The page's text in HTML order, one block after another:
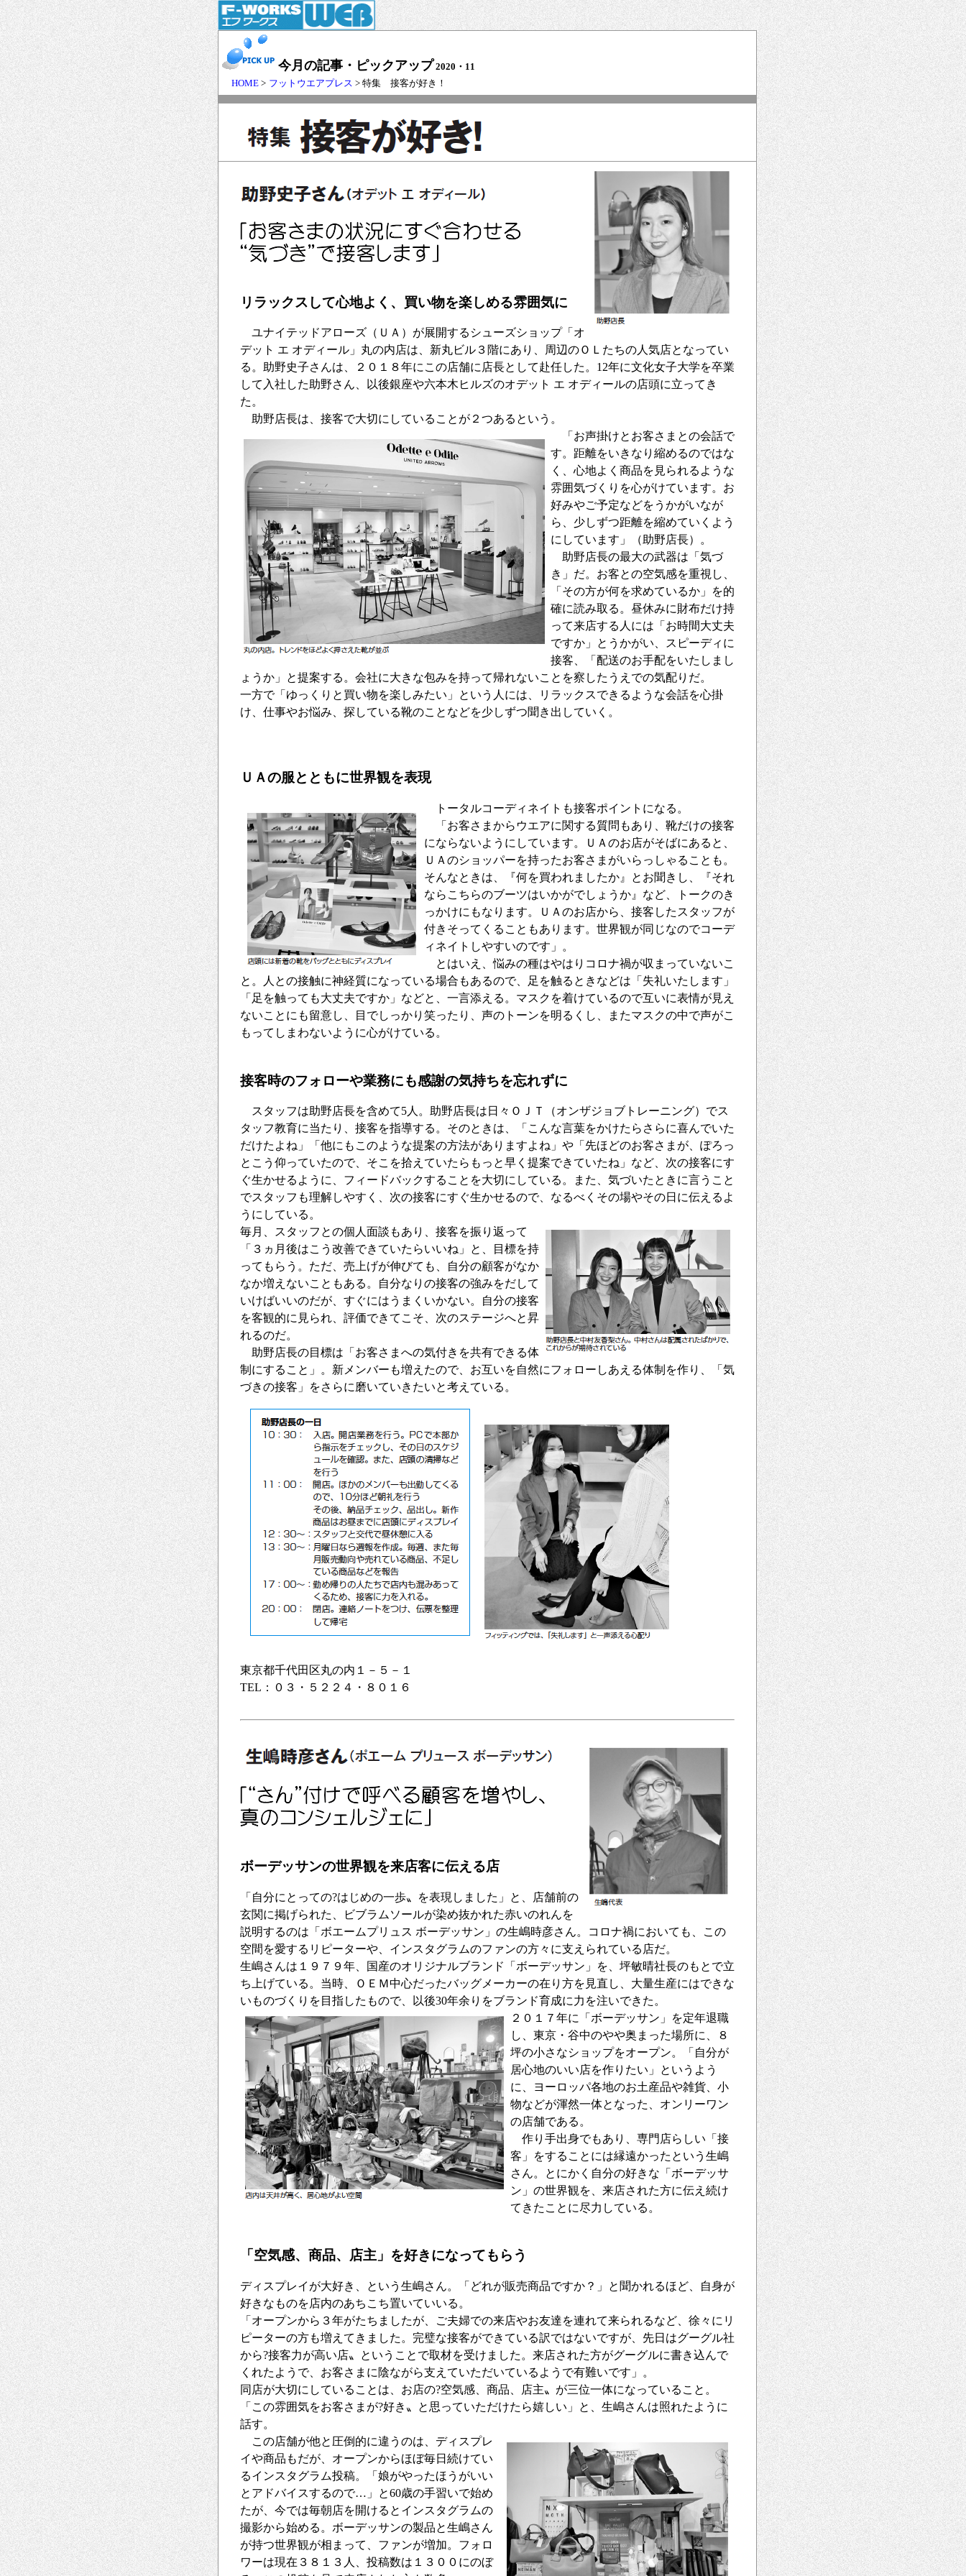
今月の記事・ピックアップ 2020・11
HOME > フットウエアプレス > 特集 接客が好き！
リラックスして心地よく、買い物を楽しめる雰囲気に
ユナイテッドアローズ（ＵＡ）が展開するシューズショップ「オ
デット エ オディール」丸の内店は、新丸ビル３階にあり、周辺のＯＬたちの人気店となってい
る。助野史子さんは、２０１８年にこの店舗に店長として赴任した。12年に文化女子大学を卒業
して入社した助野さん、以後銀座や六本木ヒルズのオデット エ オディールの店頭に立ってき
た。
助野店長は、接客で大切にしていることが２つあるという。
「お声掛けとお客さまとの会話で
す。距離をいきなり縮めるのではな
く、心地よく商品を見られるような
雰囲気づくりを心がけています。お
好みやご予定などをうかがいなが
ら、少しずつ距離を縮めていくよう
にしています」（助野店長）。
助野店長の最大の武器は「気づ
き」だ。お客との空気感を重視し、
「その方が何を求めているか」を的
確に読み取る。昼休みに財布だけ持
って来店する人には「お時間大丈夫
ですか」とうかがい、スピーディに
接客、「配送のお手配をいたしまし
ょうか」と提案する。会社に大きな包みを持って帰れないことを察したうえでの気配りだ。
一方で「ゆっくりと買い物を楽しみたい」という人には、リラックスできるような会話を心掛
け、仕事やお悩み、探している靴のことなどを少しずつ聞き出していく。
ＵＡの服とともに世界観を表現
トータルコーディネイトも接客ポイントになる。
「お客さまからウエアに関する質問もあり、靴だけの接客
にならないようにしています。ＵＡのお店がそばにあると、
ＵＡのショッパーを持ったお客さまがいらっしゃることも。
そんなときは、『何を買われましたか』とお聞きし、『それ
ならこちらのブーツはいかがでしょうか』など、トークのき
っかけにもなります。ＵＡのお店から、接客したスタッフが
付きそってくることもあります。世界観が同じなのでコーデ
ィネイトしやすいのです」。
とはいえ、悩みの種はやはりコロナ禍が収まっていないこ
と。人との接触に神経質になっている場合もあるので、足を触るときなどは「失礼いたします」
「足を触っても大丈夫ですか」などと、一言添える。マスクを着けているので互いに表情が見え
ないことにも留意し、目でしっかり笑ったり、声のトーンを明るくし、またマスクの中で声がこ
もってしまわないように心がけている。
接客時のフォローや業務にも感謝の気持ちを忘れずに
スタッフは助野店長を含めて5人。助野店長は日々ＯＪＴ（オンザジョブトレーニング）でス
タッフ教育に当たり、接客を指導する。そのときは、「こんな言葉をかけたらさらに喜んでいた
だけたよね」「他にもこのような提案の方法がありますよね」や「先ほどのお客さまが、ぽろっ
とこう仰っていたので、そこを拾えていたらもっと早く提案できていたね」など、次の接客にす
ぐ生かせるように、フィードバックすることを大切にしている。また、気づいたときに言うこと
でスタッフも理解しやすく、次の接客にすぐ生かせるので、なるべくその場やその日に伝えるよ
うにしている。
毎月、スタッフとの個人面談もあり、接客を振り返って
「３ヵ月後はこう改善できていたらいいね」と、目標を持
ってもらう。ただ、売上げが伸びても、自分の顧客がなか
なか増えないこともある。自分なりの接客の強みをだして
いけばいいのだが、すぐにはうまくいかない。自分の接客
を客観的に見られ、評価できてこそ、次のステージへと昇
れるのだ。
助野店長の目標は「お客さまへの気付きを共有できる体
制にすること」。新メンバーも増えたので、お互いを自然にフォローしあえる体制を作り、「気
づきの接客」をさらに磨いていきたいと考えている。
東京都千代田区丸の内１－５－１
TEL：０３・５２２４・８０１６
ボーデッサンの世界観を来店客に伝える店
「自分にとっての?はじめの一歩〟を表現しました」と、店舗前の
玄関に掲げられた、ビブラムソールが染め抜かれた赤いのれんを
説明するのは「ボエームプリュス ボーデッサン」の生嶋時彦さん。コロナ禍においても、この
空間を愛するリピーターや、インスタグラムのファンの方々に支えられている店だ。
生嶋さんは１９７９年、国産のオリジナルブランド「ボーデッサン」を、坪敏晴社長のもとで立
ち上げている。当時、ＯＥＭ中心だったバッグメーカーの在り方を見直し、大量生産にはできな
いものづくりを目指したもので、以後30年余りをブランド育成に力を注いできた。
２０１７年に「ボーデッサン」を定年退職
し、東京・谷中のやや奥まった場所に、８
坪の小さなショップをオープン。「自分が
居心地のいい店を作りたい」というよう
に、ヨーロッパ各地のお土産品や雑貨、小
物などが渾然一体となった、オンリーワン
の店舗である。
作り手出身でもあり、専門店らしい「接
客」をすることには縁遠かったという生嶋
さん。とにかく自分の好きな「ボーデッサ
ン」の世界観を、来店された方に伝え続け
てきたことに尽力している。
「空気感、商品、店主」を好きになってもらう
ディスプレイが大好き、という生嶋さん。「どれが販売商品ですか？」と聞かれるほど、自身が
好きなものを店内のあちこち置いていいる。
「オープンから３年がたちましたが、ご夫婦での来店やお友達を連れて来られるなど、徐々にリ
ピーターの方も増えてきました。完璧な接客ができている訳ではないですが、先日はグーグル社
から?接客力が高い店〟ということで取材を受けました。来店された方がグーグルに書き込んで
くれたようで、お客さまに陰ながら支えていただいているようで有難いです」。
同店が大切にしていることは、お店の?空気感、商品、店主〟が三位一体になっていること。
「この雰囲気をお客さまが?好き〟と思っていただけたら嬉しい」と、生嶋さんは照れたように
話す。
この店舗が他と圧倒的に違うのは、ディスプレ
イや商品もだが、オープンからほぼ毎日続けてい
るインスタグラム投稿。「娘がやったほうがいい
とアドバイスするので…」と60歳の手習いで始め
たが、今では毎朝店を開けるとインスタグラムの
撮影から始める。ボーデッサンの製品と生嶋さん
が持つ世界観が相まって、ファンが増加。フォロ
ワーは現在３８１３人、投稿数は１３００にのぼ